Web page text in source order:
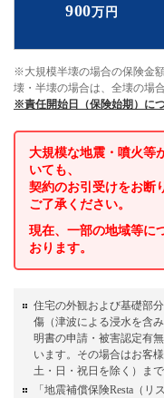
900万円
※大規模半壊の場合の保険金
壊・半壊の場合は、全壊の場
※責任開始日（保険始期）に
大規模な地震・噴火等
いても、
契約のお引受けをお断
ご了承ください。
現在、一部の地域等に
おります。
住宅の外観および基礎部
傷（津波による浸水を含
明書の申請・被害認定有
います。その場合はお客
土・日・祝日を除く）ま
「地震補償保険Resta（